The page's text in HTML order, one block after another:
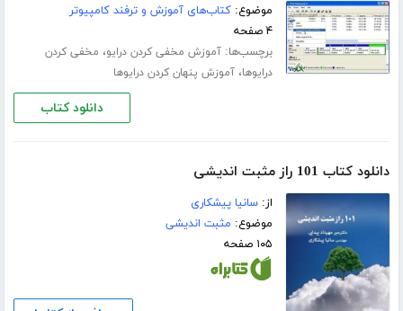
موضوع:کتاب‌های آموزش و ترفند کامپیوتر
۴ صفحه
برچسب‌ها:آموزش مخفی کردن درایو، مخفی کردن
درایوها،آموزش پنهان کردن درایوها
دانلود کتاب
دانلود کتاب 101 راز مثبت اندیشی
از:سانیا پیشکاری
موضوع: مثبت اندیشی
۱۰۵ صفحه